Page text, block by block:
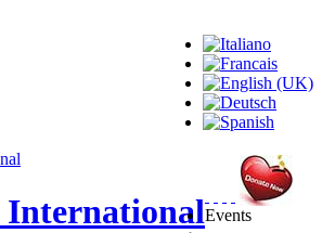
InternationalEvents